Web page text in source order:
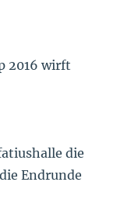
2016 wirft
die
Endrunde